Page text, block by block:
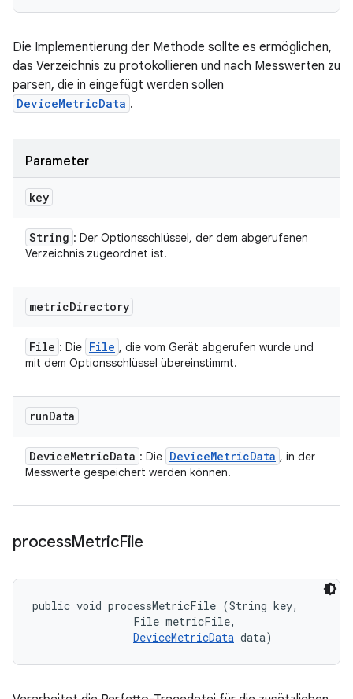
Die Implementierung der Methode sollte es ermöglichen,
das Verzeichnis zu protokollieren und nach Messwerten zu
parsen, die in eingefügt werden sollen
DeviceMetricData .
Parameter
key
String : Der Optionsschlüssel, der dem abgerufenen
Verzeichnis zugeordnet ist.
metricDirectory
File : Die File , die vom Gerät abgerufen wurde und
mit dem Optionsschlüssel übereinstimmt.
runData
DeviceMetricData : Die DeviceMetricData , in der
Messwerte gespeichert werden können.
processMetricFile
public void processMetricFile (String key,
                File metricFile,
DeviceMetricData data)